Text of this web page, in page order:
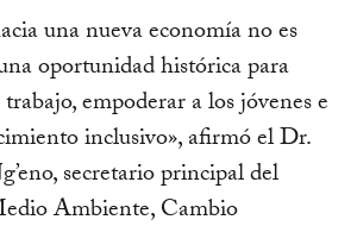
una nueva economía no es
oportunidad histórica para
empoderar a los jóvenes e
inclusivo», afirmó el Dr.
secretario principal del
Ambiente, Cambio